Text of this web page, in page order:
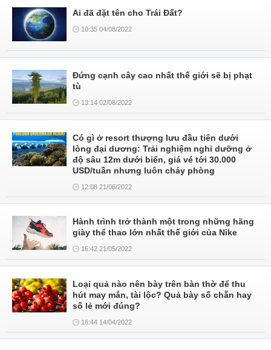
Ai đã đặt tên cho Trái Đất?
10:35 04/08/2022
Đứng cạnh cây cao nhất thế giới sẽ bị phạt
tù
13:14 02/08/2022
Có gì ở resort thượng lưu đầu tiên dưới
lòng đại dương: Trải nghiệm nghỉ dưỡng ở
độ sâu 12m dưới biển, giá vé tới 30.000
USD/tuần nhưng luôn cháy phòng
12:08 21/06/2022
Hành trình trở thành một trong những hãng
giày thể thao lớn nhất thế giới của Nike
16:42 21/05/2022
Loại quả nào nên bày trên bàn thờ để thu
hút may mắn, tài lộc? Quả bày số chẵn hay
số lẻ mới đúng?
16:44 14/04/2022